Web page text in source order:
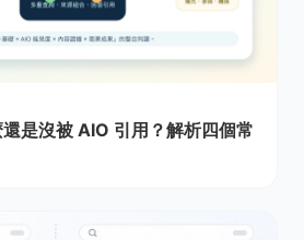
是沒被 AIO 引用？解析四個常